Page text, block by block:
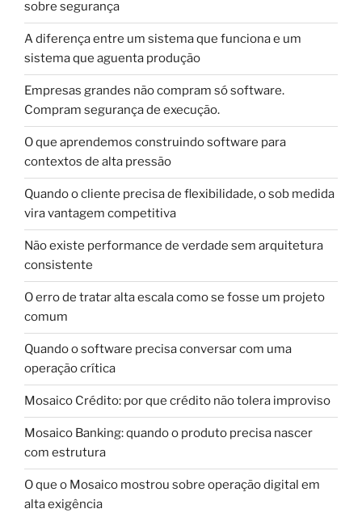
sobre segurança
A diferença entre um sistema que funciona e um
sistema que aguenta produção
Empresas grandes não compram só software.
Compram segurança de execução.
O que aprendemos construindo software para
contextos de alta pressão
Quando o cliente precisa de flexibilidade, o sob medida
vira vantagem competitiva
Não existe performance de verdade sem arquitetura
consistente
O erro de tratar alta escala como se fosse um projeto
comum
Quando o software precisa conversar com uma
operação crítica
Mosaico Crédito: por que crédito não tolera improviso
Mosaico Banking: quando o produto precisa nascer
com estrutura
O que o Mosaico mostrou sobre operação digital em
alta exigência